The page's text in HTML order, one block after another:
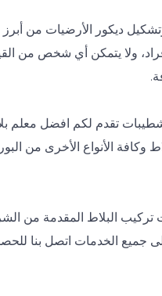
ديكور الأرضيات من أبرز
ولا يتمكن أي شخص من
تقدم لكم افضل معلم
وكافة الأنواع الأخرى من
تركيب البلاط المقدمة من
جميع الخدمات اتصل بنا